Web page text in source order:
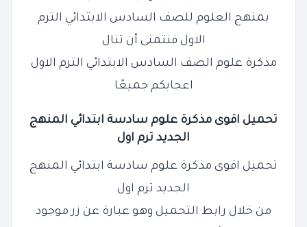
بمنهج العلوم للصف السادس الابتدائي الترم
الاول فنتمنى أن تنال
مذكرة علوم الصف السادس الابتدائي الترم الاول
اعجابكم جميعًا
تحميل اقوى مذكرة علوم سادسة ابتدائي المنهج
الجديد ترم اول
تحميل اقوى مذكرة علوم سادسة ابتدائي المنهج
الجديد ترم اول
من خلال رابط التحميل وهو عبارة عن زر موجود